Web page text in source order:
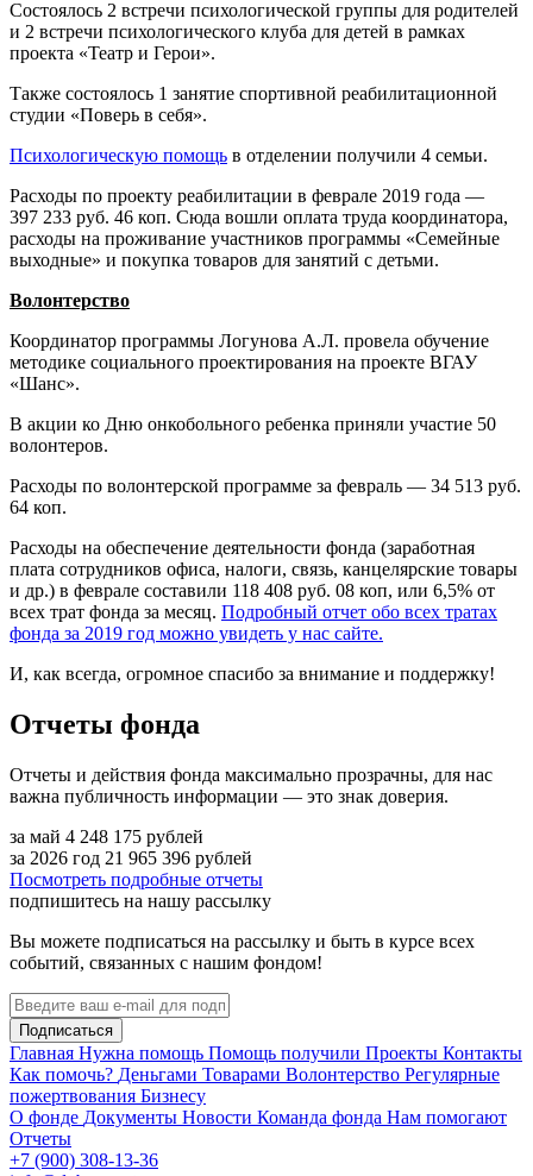
Состоялось 2 встречи психологической группы для родителей
и 2 встречи психологического клуба для детей в рамках
проекта «Театр и Герои».
Также состоялось 1 занятие спортивной реабилитационной
студии «Поверь в себя».
Психологическую помощь в отделении получили 4 семьи.
Расходы по проекту реабилитации в феврале 2019 года —
397 233 руб. 46 коп. Сюда вошли оплата труда координатора,
расходы на проживание участников программы «Семейные
выходные» и покупка товаров для занятий с детьми.
Волонтерство
Координатор программы Логунова А.Л. провела обучение
методике социального проектирования на проекте ВГАУ
«Шанс».
В акции ко Дню онкобольного ребенка приняли участие 50
волонтеров.
Расходы по волонтерской программе за февраль — 34 513 руб.
64 коп.
Расходы на обеспечение деятельности фонда (заработная
плата сотрудников офиса, налоги, связь, канцелярские товары
и др.) в феврале составили 118 408 руб. 08 коп, или 6,5% от
всех трат фонда за месяц. Подробный отчет обо всех тратах
фонда за 2019 год можно увидеть у нас сайте.
И, как всегда, огромное спасибо за внимание и поддержку!
Отчеты фонда
Отчеты и действия фонда максимально прозрачны, для нас
важна публичность информации — это знак доверия.
за май 4 248 175 рублей
за 2026 год 21 965 396 рублей
Посмотреть подробные отчеты
подпишитесь на нашу рассылку
Вы можете подписаться на рассылку и быть в курсе всех
событий, связанных с нашим фондом!
Подписаться
Главная Нужна помощь Помощь получили Проекты Контакты
Как помочь? Деньгами Товарами Волонтерство Регулярные
пожертвования Бизнесу
О фонде Документы Новости Команда фонда Нам помогают
Отчеты
+7 (900) 308-13-36